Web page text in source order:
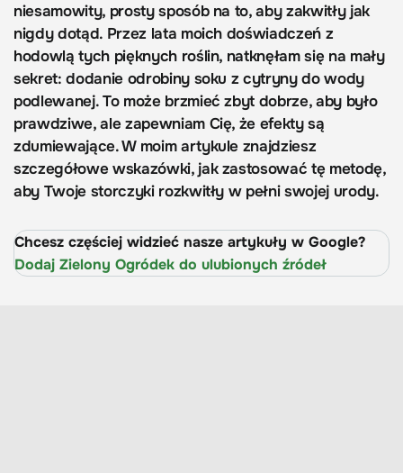
niesamowity, prosty sposób na to, aby zakwitły jak
nigdy dotąd. Przez lata moich doświadczeń z
hodowlą tych pięknych roślin, natknęłam się na mały
sekret: dodanie odrobiny soku z cytryny do wody
podlewanej. To może brzmieć zbyt dobrze, aby było
prawdziwe, ale zapewniam Cię, że efekty są
zdumiewające. W moim artykule znajdziesz
szczegółowe wskazówki, jak zastosować tę metodę,
aby Twoje storczyki rozkwitły w pełni swojej urody.
Chcesz częściej widzieć nasze artykuły w Google?
Dodaj Zielony Ogródek do ulubionych źródeł